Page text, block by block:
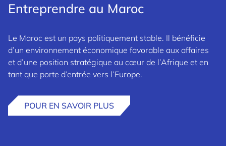
Entreprendre au Maroc
Le Maroc est un pays politiquement stable. Il bénéficie
d’un environnement économique favorable aux affaires
et d’une position stratégique au cœur de l’Afrique et en
tant que porte d’entrée vers l’Europe.
POUR EN SAVOIR PLUS